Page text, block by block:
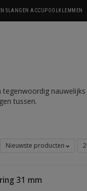
SLANGEN ACCUPOOLKLEMMEN
tussen.
Nieuwste producten
31 mm